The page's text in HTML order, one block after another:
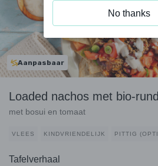
Aanpasbaar
Loaded nachos met bio-
met bosui en tomaat
VLEES KINDVRIENDELIJK PITTIG
Tafelverhaal
No thanks